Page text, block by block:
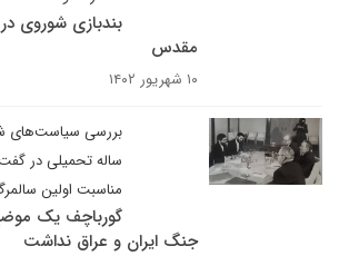
بندبازی شوروی
مقدس
۱۰ شهریور ۱۴۰۲
ساله تحمیلی در
مناسبت اولین
گورباچف یک
جنگ ایران و عراق نداشت